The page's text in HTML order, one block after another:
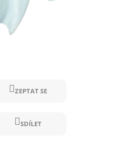
ZEPTAT SE
SDÍLET